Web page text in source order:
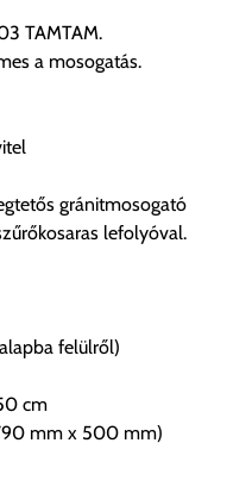
szállítást is kér,
önnek megfelelő szállítási
költséget, úgy válassza
a vásárolt
a szállítás költségét.
ismeri, rendelés esetén
vissza, úgy a
belül a terméket
átvételre való
TAMTAM.
a mosogatás.
gránitmosogató
lefolyóval.
felülről)
cm
mm x 500 mm)